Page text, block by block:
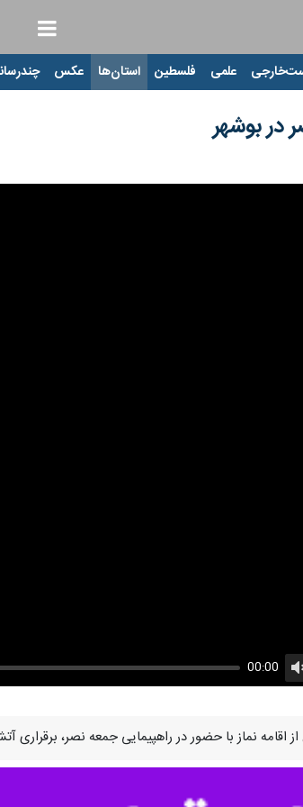
علمی فلسطین استان‌ها عکس
در بوشهر